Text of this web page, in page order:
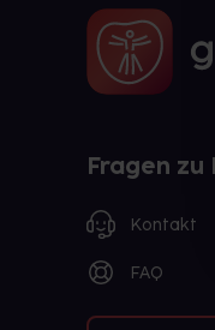
Fragen
Kontakt
FAQ